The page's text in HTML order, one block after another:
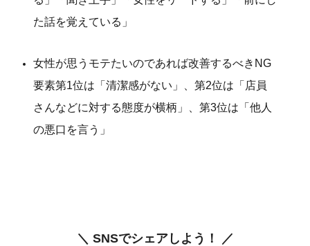
た話を覚えている」
女性が思うモテたいのであれば改善するべきNG
要素第1位は「清潔感がない」、第2位は「店員
さんなどに対する態度が横柄」、第3位は「他人
の悪口を言う」
＼ SNSでシェアしよう！ ／